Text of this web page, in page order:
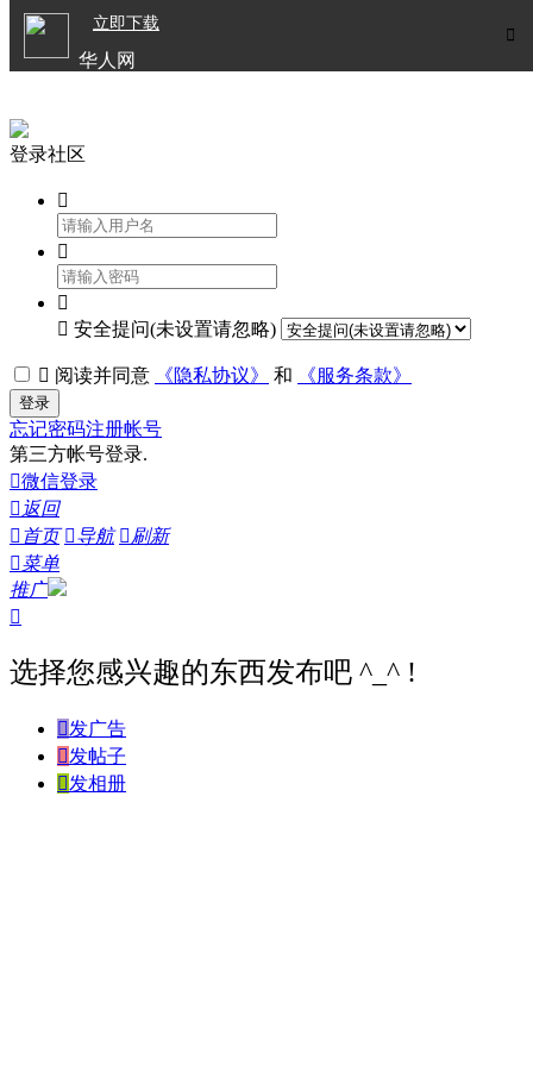

立即下载
华人网
登录社区



 安全提问(未设置请忽略)
 阅读并同意 《隐私协议》 和 《服务条款》
登录
忘记密码注册帐号
第三方帐号登录.
微信登录
 返回
 首页 导航 刷新
菜单
推广

选择您感兴趣的东西发布吧 ^_^ !
发广告
发帖子
发相册